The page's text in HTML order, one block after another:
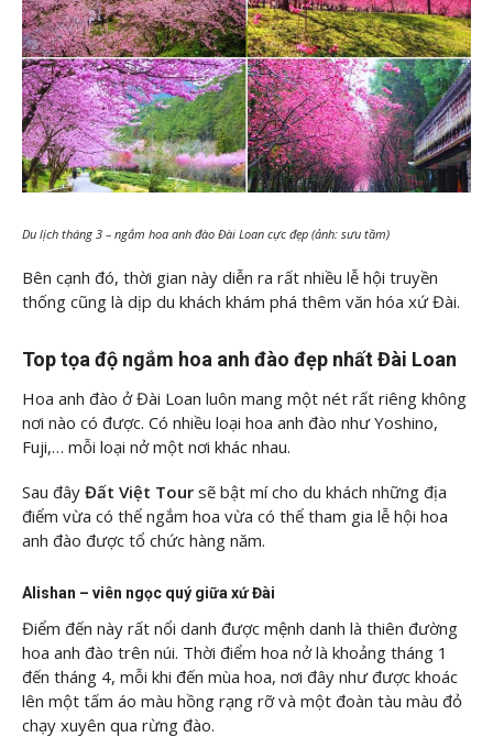
Du lịch tháng 3 – ngắm hoa anh đào Đài Loan cực đẹp (ảnh: sưu tầm)
Bên cạnh đó, thời gian này diễn ra rất nhiều lễ hội truyền
thống cũng là dịp du khách khám phá thêm văn hóa xứ Đài.
Top tọa độ ngắm hoa anh đào đẹp nhất Đài Loan
Hoa anh đào ở Đài Loan luôn mang một nét rất riêng không
nơi nào có được. Có nhiều loại hoa anh đào như Yoshino,
Fuji,… mỗi loại nở một nơi khác nhau.
Sau đây Đất Việt Tour sẽ bật mí cho du khách những địa
điểm vừa có thể ngắm hoa vừa có thể tham gia lễ hội hoa
anh đào được tổ chức hàng năm.
Alishan – viên ngọc quý giữa xứ Đài
Điểm đến này rất nổi danh được mệnh danh là thiên đường
hoa anh đào trên núi. Thời điểm hoa nở là khoảng tháng 1
đến tháng 4, mỗi khi đến mùa hoa, nơi đây như được khoác
lên một tấm áo màu hồng rạng rỡ và một đoàn tàu màu đỏ
chạy xuyên qua rừng đào.